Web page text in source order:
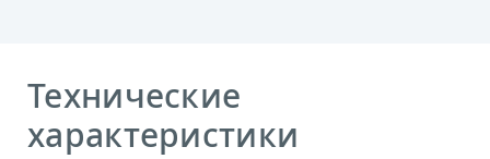
Технические
характеристики